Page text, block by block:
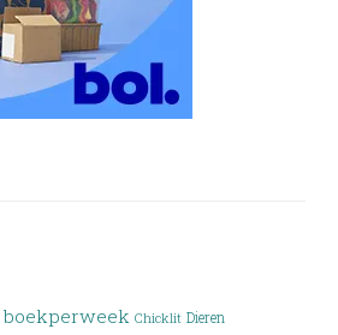
boekperweek Chicklit Dieren